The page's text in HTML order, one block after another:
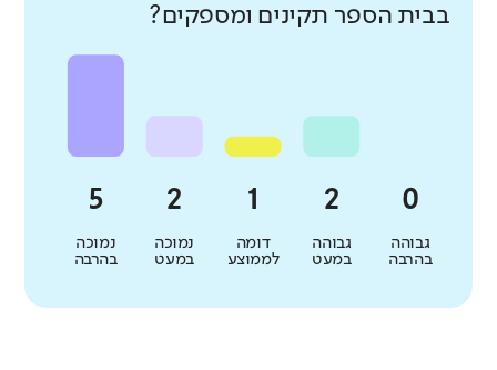
בבית הספר תקינים ומספקים?
גבוהה
בהרבה
גבוהה
במעט
דומה
לממוצע
נמוכה
במעט
נמוכה
בהרבה